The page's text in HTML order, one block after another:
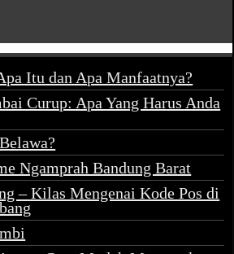
Itu dan Apa Manfaatnya?
Curup: Apa Yang Harus Anda
Ngamprah Bandung Barat
– Kilas Mengenai Kode Pos di